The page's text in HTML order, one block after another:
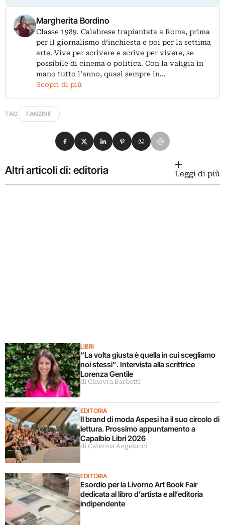
Margherita Bordino
Classe 1989. Calabrese trapiantata a Roma, prima
per il giornalismo d’inchiesta e poi per la settima
arte. Vive per scrivere e scrive per vivere, se
possibile di cinema o politica. Con la valigia in
mano tutto l’anno, quasi sempre in…
Scopri di più
TAG FANZINE
Condividi su Facebook
Condividi su X
Condividi su LinkedIn
Condividi su Pinterest
Condividi su WhatsApp
Condividi su Email
Altri articoli di: editoria Leggi di più
LIBRI
“La volta giusta è quella in cui scegliamo
noi stessi”. Intervista alla scrittrice
Lorenza Gentile
di Ginevra Barbetti
EDITORIA
Il brand di moda Aspesi ha il suo circolo di
lettura. Prossimo appuntamento a
Capalbio Libri 2026
di Caterina Angelucci
EDITORIA
Esordio per la Livorno Art Book Fair
dedicata al libro d’artista e all’editoria
indipendente